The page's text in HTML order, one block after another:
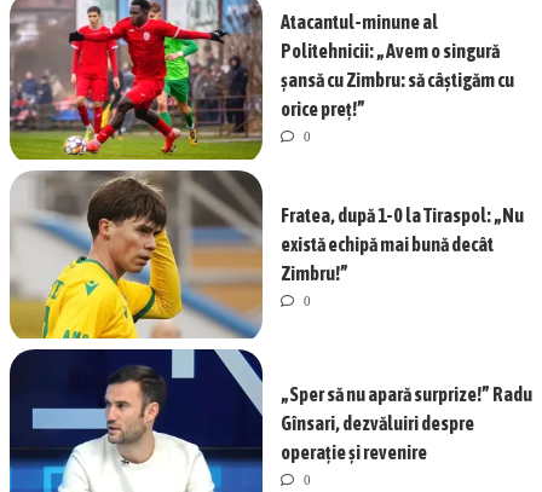
Atacantul-minune al
Politehnicii: „Avem o singură
șansă cu Zimbru: să câștigăm cu
orice preț!”
0
Fratea, după 1-0 la Tiraspol: „Nu
există echipă mai bună decât
Zimbru!”
0
„Sper să nu apară surprize!” Radu
Gînsari, dezvăluiri despre
operație și revenire
0